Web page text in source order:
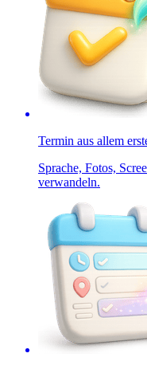
Termin aus allem
Sprache, Fotos,
verwandeln.